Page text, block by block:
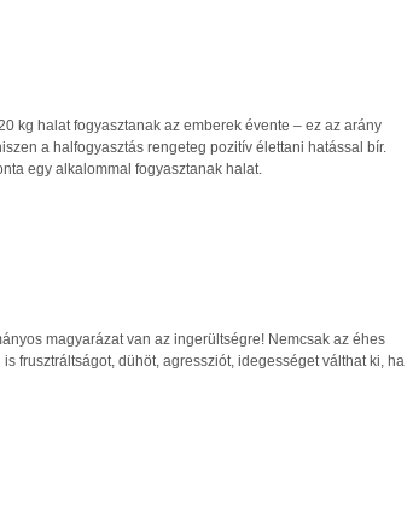
kg halat fogyasztanak az emberek évente – ez az arány
a halfogyasztás rengeteg pozitív élettani hatással bír.
egy alkalommal fogyasztanak halat.
magyarázat van az ingerültségre! Nemcsak az éhes
frusztráltságot, dühöt, agressziót, idegességet válthat ki, ha